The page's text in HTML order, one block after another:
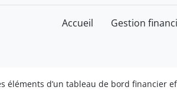
Accueil Gestion
éléments d’un tableau de bord financier